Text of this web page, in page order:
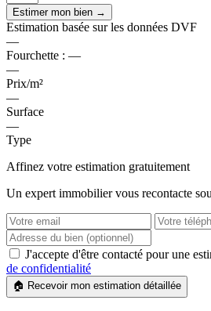
Estimer mon bien →
Estimation basée sur les données DVF
—
Fourchette : —
—
Prix/m²
—
Surface
—
Type
Affinez votre estimation gratuitement
Un expert immobilier vous recontacte
J'accepte d'être contacté pour une
de confidentialité
🏠 Recevoir mon estimation détaillée